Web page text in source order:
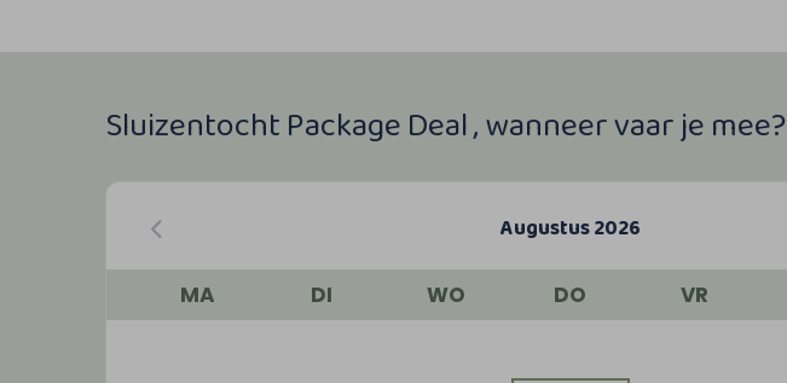
Sluizentocht Package Deal , wanneer vaar je mee?
Augustus 2026
MA DI WO DO VR